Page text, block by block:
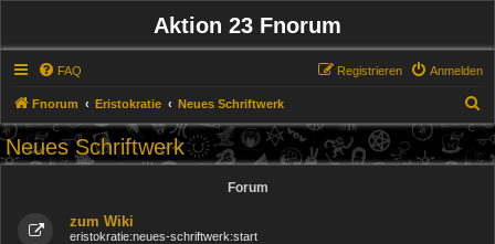
Aktion 23 Fnorum
FAQ Anmelden
Registrieren
Fnorum Eristokratie Neues Schriftwerk
u
Neues Schriftwerk
Forum
zum Wiki
eristokratie:neues-schriftwerk:start